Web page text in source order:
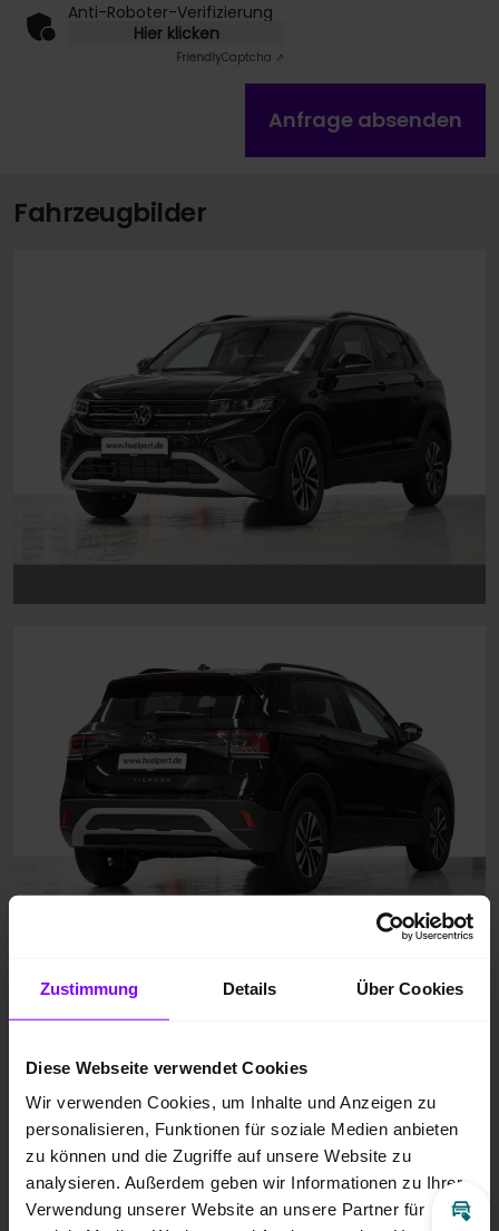
Zustimmung Details Über Cookies
Diese Webseite verwendet Cookies
Wir verwenden Cookies, um Inhalte und Anzeigen zu
personalisieren, Funktionen für soziale Medien anbieten
zu können und die Zugriffe auf unsere Website zu
analysieren. Außerdem geben wir Informationen zu Ihrer
Verwendung unserer Website an unsere Partner für
Anti-Roboter-Verifizierung
Hier klicken
FriendlyCaptcha ⇗
Anfrage absenden
Fahrzeugbilder